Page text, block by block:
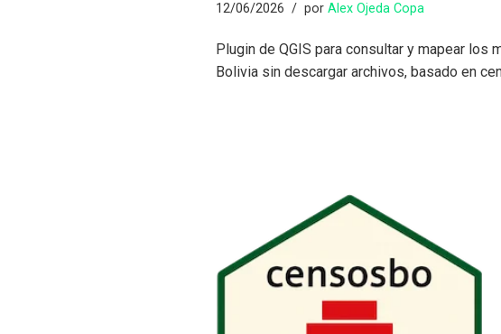
12/06/2026 por Alex Ojeda Copa
Plugin de QGIS para consultar y mapear los
Bolivia sin descargar archivos, basado en